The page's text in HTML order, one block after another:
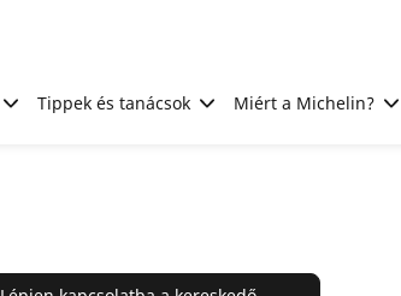
Tippek és tanácsok Miért a Michelin?